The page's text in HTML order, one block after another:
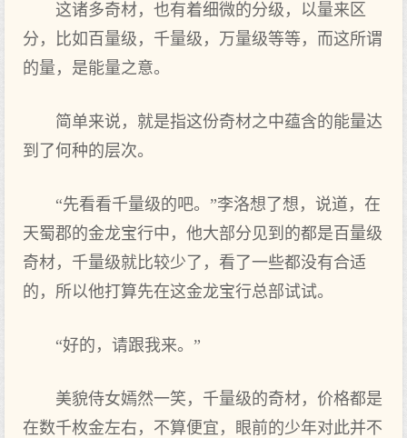
这诸多奇材，也有着细微的分级，以量来区
分，比如百量级，千量级，万量级等等，而这所谓
的量，是能量之意。
简单来说，就是指这份奇材之中蕴含的能量达
到了何种的层次。
“先看看千量级的吧。”李洛想了想，说道，在
天蜀郡的金龙宝行中，他大部分见到的都是百量级
奇材，千量级就比较少了，看了一些都没有合适
的，所以他打算先在这金龙宝行总部试试。
“好的，请跟我来。”
美貌侍女嫣然一笑，千量级的奇材，价格都是
在数千枚金左右，不算便宜，眼前的少年对此并不